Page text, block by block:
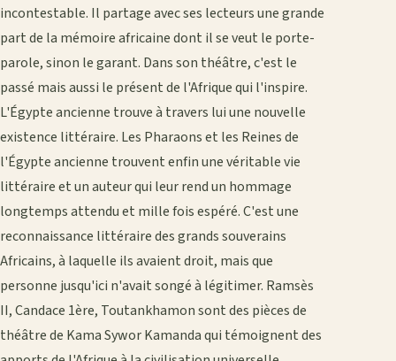
incontestable. Il partage avec ses lecteurs une grande
part de la mémoire africaine dont il se veut le porte-
parole, sinon le garant. Dans son théâtre, c'est le
passé mais aussi le présent de l'Afrique qui l'inspire.
L'Égypte ancienne trouve à travers lui une nouvelle
existence littéraire. Les Pharaons et les Reines de
l'Égypte ancienne trouvent enfin une véritable vie
littéraire et un auteur qui leur rend un hommage
longtemps attendu et mille fois espéré. C'est une
reconnaissance littéraire des grands souverains
Africains, à laquelle ils avaient droit, mais que
personne jusqu'ici n'avait songé à légitimer. Ramsès
II, Candace 1ère, Toutankhamon sont des pièces de
théâtre de Kama Sywor Kamanda qui témoignent des